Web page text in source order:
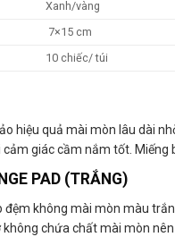
Xanh/vàng
7×15 cm
10 chiếc/ túi
hiệu quả mài mòn lâu dài
giác cầm nắm tốt. Miếng
PAD (TRẮNG)
đệm không mài mòn màu
chứa chất mài mòn